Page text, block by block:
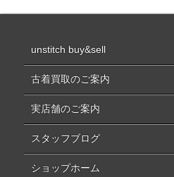
unstitch buy&sell
古着買取のご案内
実店舗のご案内
スタッフブログ
ショップホーム